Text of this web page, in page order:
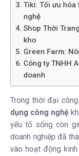
Tiki: Tối ưu
nghệ
Shop Thời
kho
Green Farm:
Công ty TNHH
doanh
Trong thời đại
dụng công nghệ
yếu tố sống còn
doanh nghiệp đã
vào hoạt động